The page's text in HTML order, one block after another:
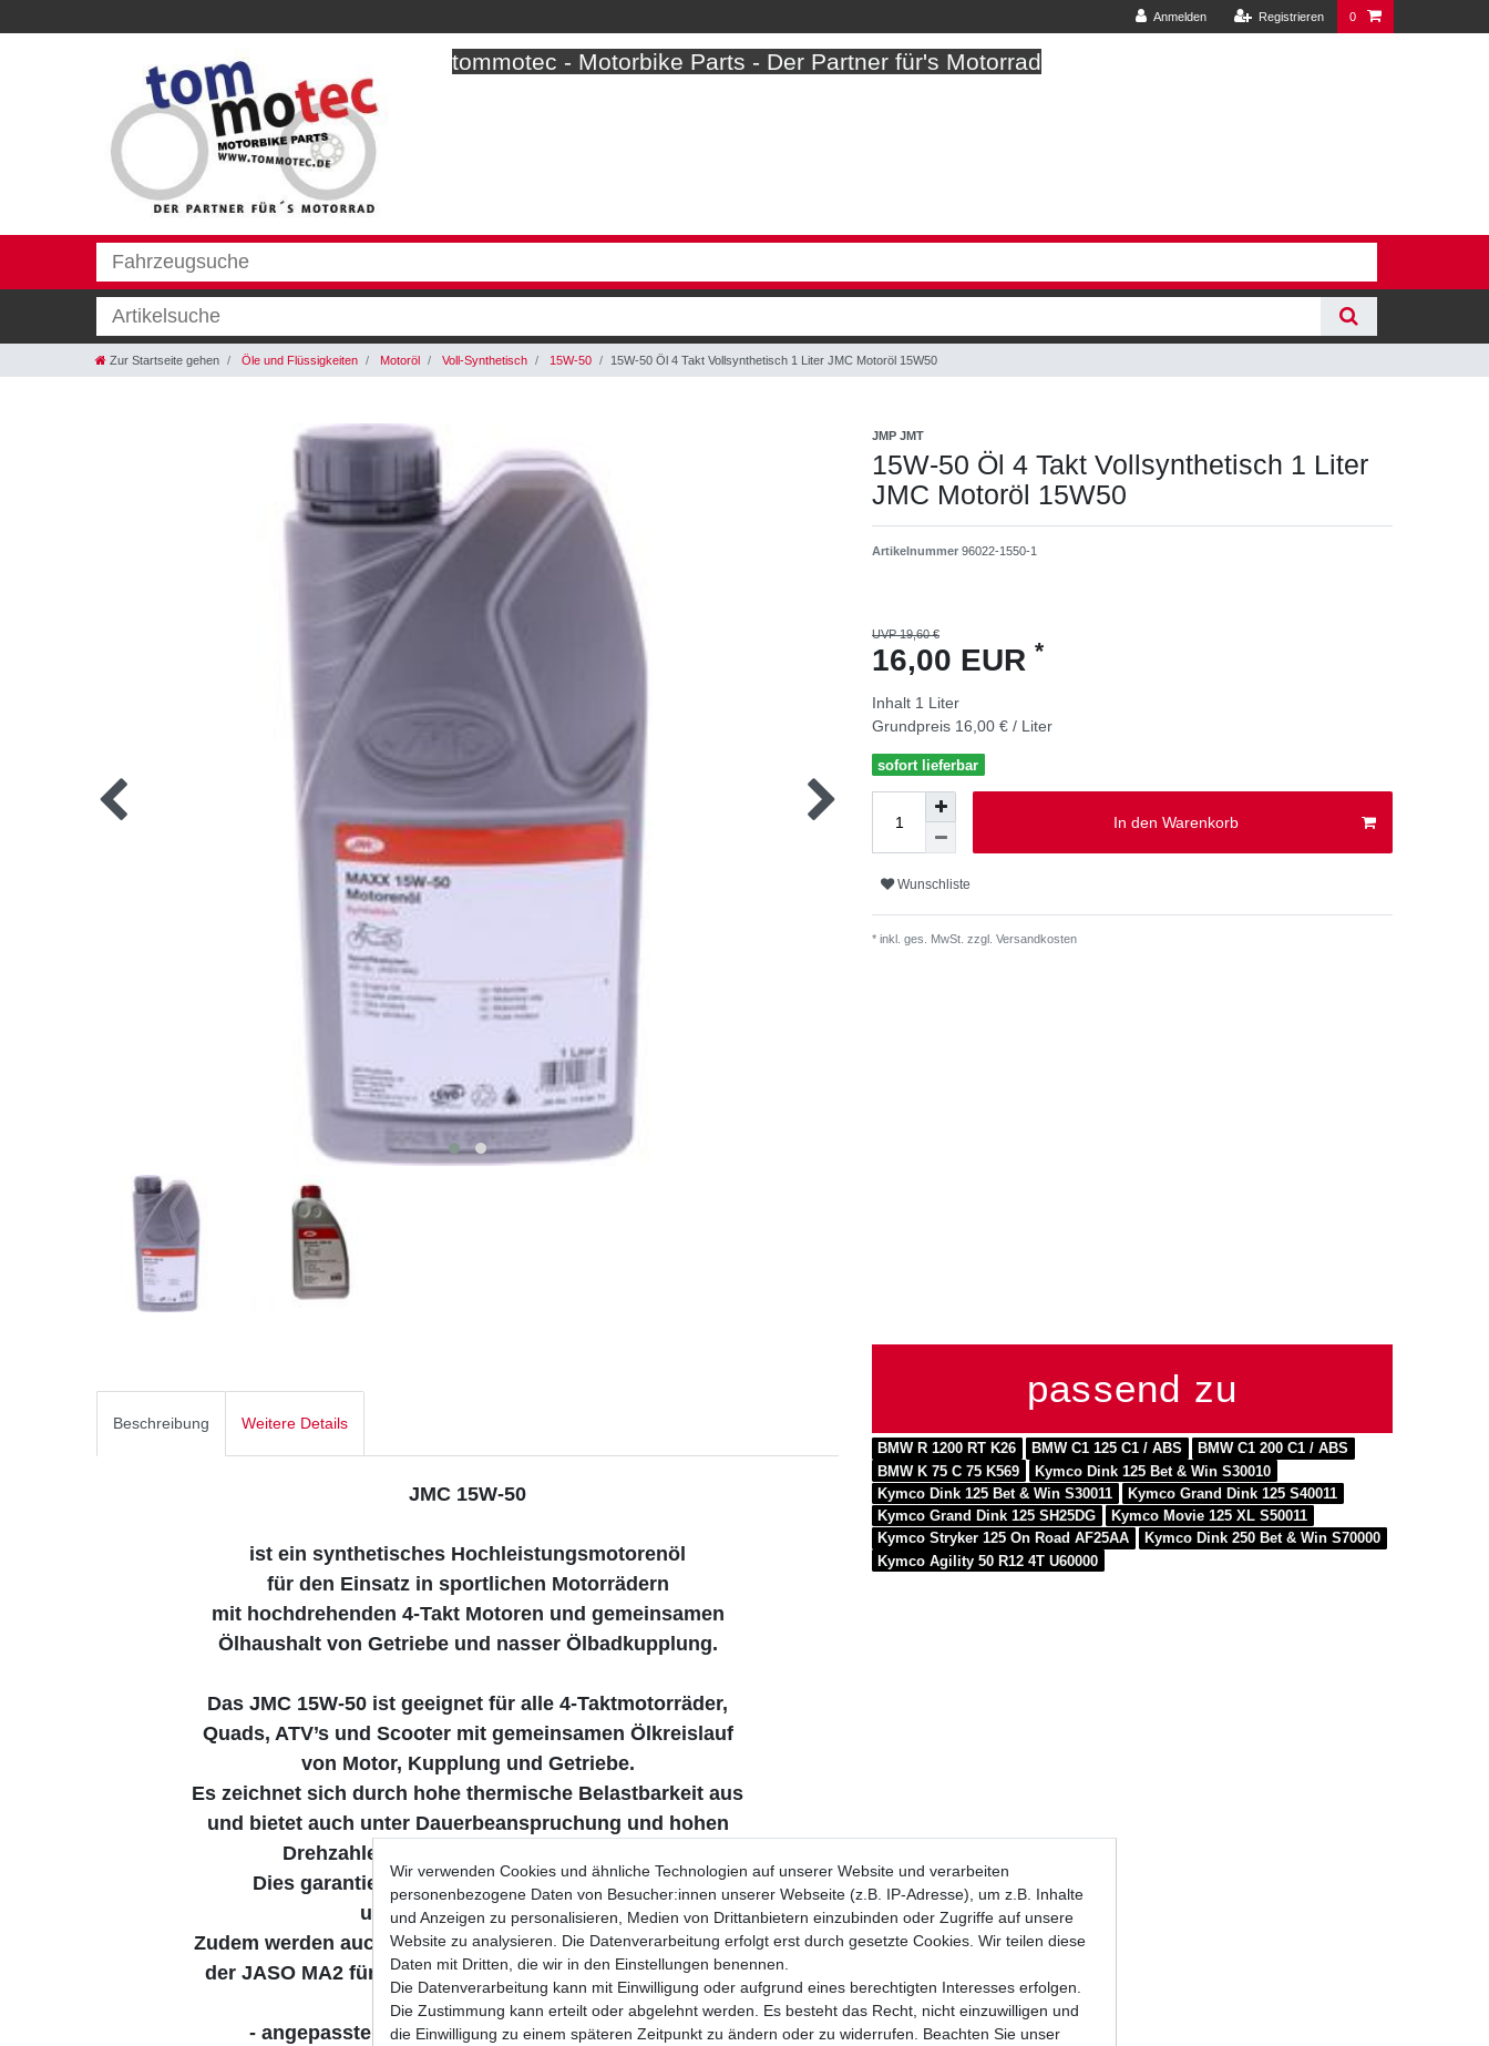
Anmelden Registrieren 0
tommotec - Motorbike Parts - Der Partner für's Motorrad
Zur Startseite gehen Öle und Flüssigkeiten Motoröl Voll-Synthetisch 15W-50 15W-50 Öl 4 Takt Vollsynthetisch 1 Liter JMC Motoröl 15W50
JMP JMT
15W-50 Öl 4 Takt Vollsynthetisch 1 Liter
JMC Motoröl 15W50
Artikelnummer 96022-1550-1
UVP 19,60 €
16,00 EUR *
Inhalt 1 Liter
Grundpreis 16,00 € / Liter
sofort lieferbar
In den Warenkorb
Wunschliste
* inkl. ges. MwSt. zzgl. Versandkosten
Beschreibung Weitere Details
JMC 15W-50
ist ein synthetisches Hochleistungsmotorenöl
für den Einsatz in sportlichen Motorrädern
mit hochdrehenden 4-Takt Motoren und gemeinsamen
Ölhaushalt von Getriebe und nasser Ölbadkupplung.
Das JMC 15W-50 ist geeignet für alle 4-Taktmotorräder,
Quads, ATV’s und Scooter mit gemeinsamen Ölkreislauf
von Motor, Kupplung und Getriebe.
Es zeichnet sich durch hohe thermische Belastbarkeit aus
und bietet auch unter Dauerbeanspruchung und hohen
Drehzahlen einen stabilen Schmierfilm.
Dies garantiert niedrigen Verschleiß an Motor
und Getriebebauteilen.
Zudem werden auch die strengen Reibwertanforderungen
der JASO MA2 für beste Kupplungsperformance erfüllt.
- angepasste Viskositätsklasse für zusätzliche
passend zu
BMW R 1200 RT K26 BMW C1 125 C1 / ABS
BMW C1 200 C1 / ABS
BMW K 75 C 75 K569
Kymco Dink 125 Bet & Win S30010
Kymco Dink 125 Bet & Win S30011
Kymco Grand Dink 125 S40011
Kymco Grand Dink 125 SH25DG
Kymco Movie 125 XL S50011
Kymco Stryker 125 On Road AF25AA
Kymco Dink 250 Bet & Win S70000
Kymco Agility 50 R12 4T U60000
Wir verwenden Cookies und ähnliche Technologien auf unserer Website und verarbeiten
personenbezogene Daten von Besucher:innen unserer Webseite (z.B. IP-Adresse), um z.B. Inhalte
und Anzeigen zu personalisieren, Medien von Drittanbietern einzubinden oder Zugriffe auf unsere
Website zu analysieren. Die Datenverarbeitung erfolgt erst durch gesetzte Cookies. Wir teilen diese
Daten mit Dritten, die wir in den Einstellungen benennen.
Die Datenverarbeitung kann mit Einwilligung oder aufgrund eines berechtigten Interesses erfolgen.
Die Zustimmung kann erteilt oder abgelehnt werden. Es besteht das Recht, nicht einzuwilligen und
die Einwilligung zu einem späteren Zeitpunkt zu ändern oder zu widerrufen. Beachten Sie unser